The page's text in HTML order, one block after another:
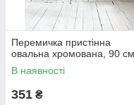
Перемичка пристінна
овальна хромована, 90 см.
В наявності
351 ₴